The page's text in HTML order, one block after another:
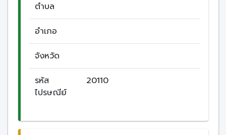
ตำบล
อำเภอ
จังหวัด
รหัส
ไปรษณีย์
20110